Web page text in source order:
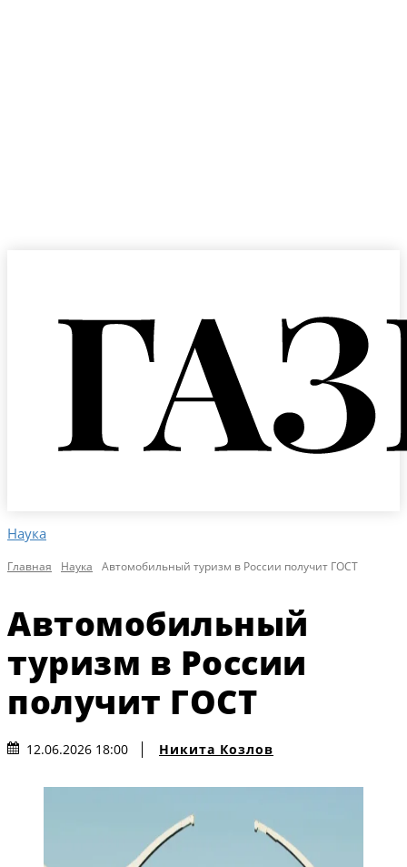
Наука
Главная Наука Автомобильный туризм в России получит ГОСТ
Автомобильный
туризм в России
получит ГОСТ
12.06.2026 18:00 Никита Козлов